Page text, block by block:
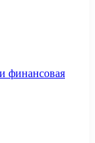
финансовая